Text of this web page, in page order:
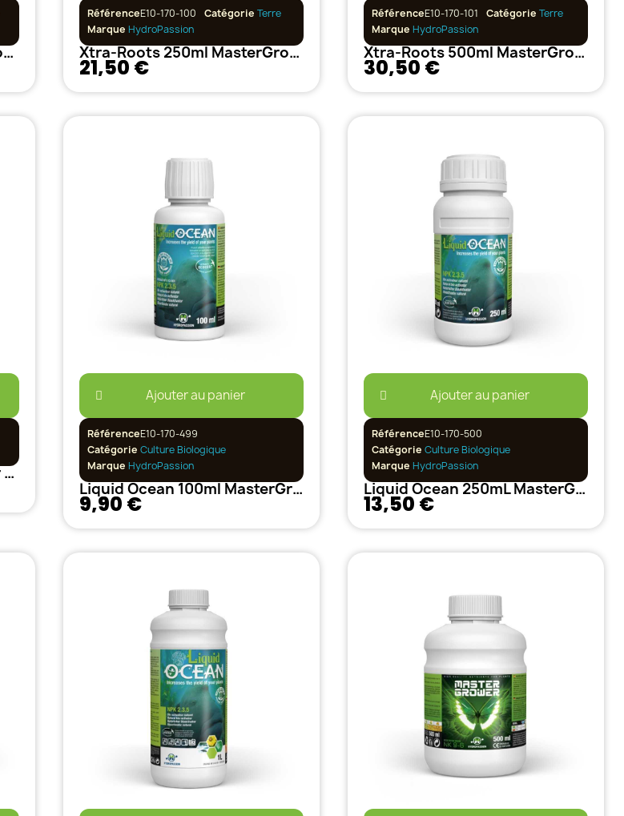
Xtra-Roots 100ml MasterGrower Hydropassion
RéférenceE10-170-100 CatégorieTerre
Marque HydroPassion
Xtra-Roots 250ml MasterGrower Hydropassion
21,50 €
RéférenceE10-170-101 CatégorieTerre
Marque HydroPassion
Xtra-Roots 500ml MasterGrower Hydropassion
30,50 €
Xtra-Roots 1L MasterGrower Hydropassion
Ajouter au panier
RéférenceE10-170-499
CatégorieCulture Biologique
Marque HydroPassion
Liquid Ocean 100ml MasterGrower Hydropassion
9,90 €
Ajouter au panier
RéférenceE10-170-500
CatégorieCulture Biologique
Marque HydroPassion
Liquid Ocean 250mL MasterGrower Hydropassion
13,50 €